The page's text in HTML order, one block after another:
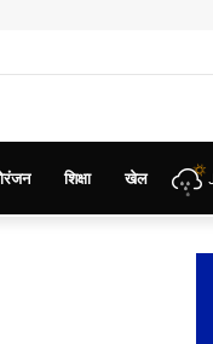
शिक्षा खेल